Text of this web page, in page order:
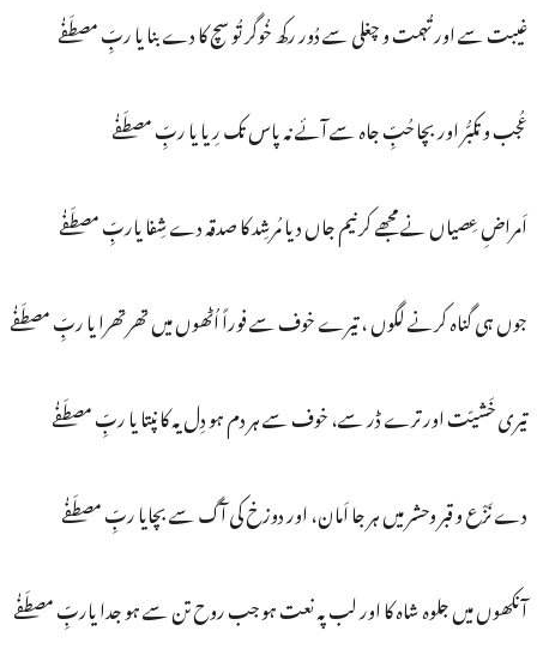
غیبت سے اور تُہمت و چغلی سے دُور رکھ خُوگر تُو سچ کا دے بنا یا ربِّ مصطَفٰے
عُجب و تکبُّر اور بچا حُبِّ جاہ سے آئے نہ پاس تک رِیا یا ربِّ مصطَفٰے
اَمراضِ عِصیاں نے مجھے کرنیم جاں دیا مُرشِد کا صدقہ دے شِفا یاربِّ مصطَفٰے
جوں ہی گناہ کرنے لگوں ، تیرے خوف سے فوراً اُٹھوں میں تھرتھرا یا ربِّ مصطَفٰے
تیری خَشیّت اور ترے ڈر سے، خوف سے ہر دم ہو دِل یہ کانپتا یا ربِّ مصطَفٰے
دے نَزْع و قبر وحشر میں ہر جا اَمان، اور دوزخ کی آگ سے بچایا ربِّ مصطَفٰے
آنکھوں میں جلوہ شاہ کا اور لب پہ نعت ہو جب روح تن سے ہو جدا یاربِّ مصطَفٰے